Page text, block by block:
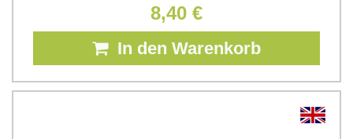
8,40 €
In den Warenkorb